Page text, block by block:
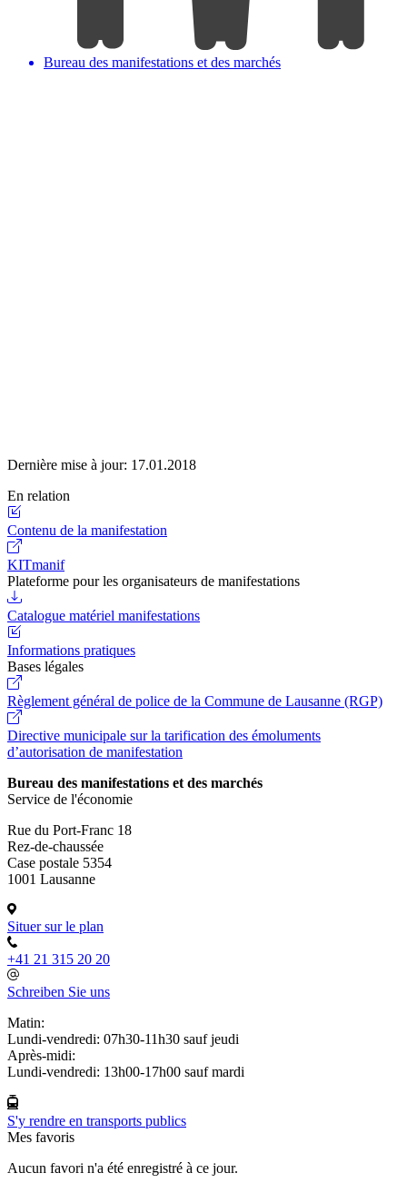
Bureau des manifestations et des marchés
Dernière mise à jour: 17.01.2018
En relation
Contenu de la manifestation
KITmanif
Plateforme pour les organisateurs de manifestations
Catalogue matériel manifestations
Informations pratiques
Bases légales
Règlement général de police de la Commune de Lausanne (RGP)
Directive municipale sur la tarification des émoluments
d’autorisation de manifestation
Bureau des manifestations et des marchés
Service de l'économie
Rue du Port-Franc 18
Rez-de-chaussée
Case postale 5354
1001 Lausanne
Situer sur le plan
+41 21 315 20 20
Schreiben Sie uns
Matin:
Lundi-vendredi: 07h30-11h30 sauf jeudi
Après-midi:
Lundi-vendredi: 13h00-17h00 sauf mardi
S'y rendre en transports publics
Mes favoris
Aucun favori n'a été enregistré à ce jour.